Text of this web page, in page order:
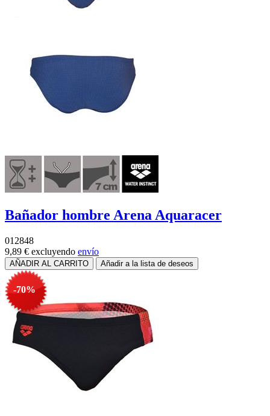
Bañador hombre Arena Aquaracer
012848
9,89 € excluyendo envío
-70%